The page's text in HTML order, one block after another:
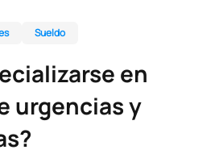
Sueldo
en
urgencias y